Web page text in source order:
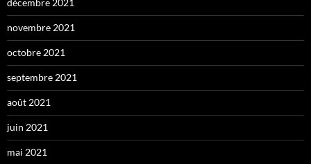
décembre 2021
novembre 2021
octobre 2021
septembre 2021
août 2021
juin 2021
mai 2021